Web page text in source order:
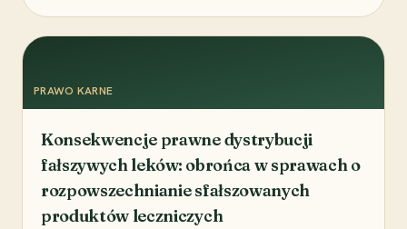
PRAWO KARNE
Konsekwencje prawne dystrybucji
fałszywych leków: obrońca w sprawach o
rozpowszechnianie sfałszowanych
produktów leczniczych